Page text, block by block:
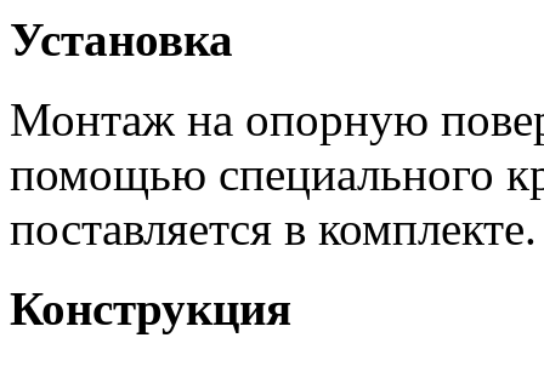
Установка
Монтаж на опорную
помощью специального
поставляется в
Конструкция